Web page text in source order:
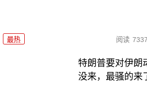
最热 阅读 7337
特朗普要对伊朗
没来，最骚的来